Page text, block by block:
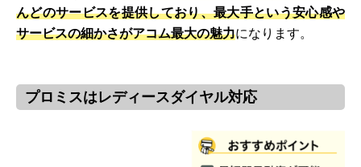
んどのサービスを提供しており、最大手という安心感や
サービスの細かさがアコム最大の魅力になります。
プロミスはレディースダイヤル対応